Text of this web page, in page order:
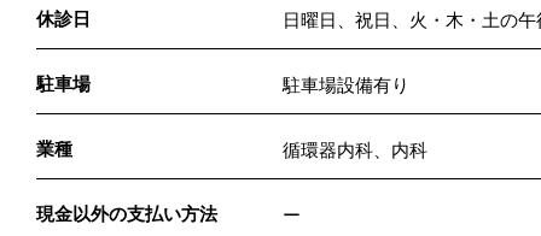
休診日 日曜日、祝日、火・木・土の午
駐車場 駐車場設備有り
業種 循環器内科、内科
現金以外の支払い方法 ー